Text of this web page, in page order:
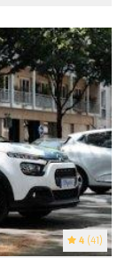
4 (41)